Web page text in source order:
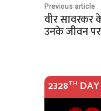
Previous article
वीर सावरकर
उनके जीवन पर